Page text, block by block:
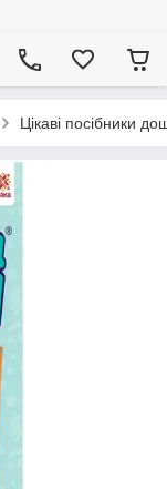
Цікаві посібники